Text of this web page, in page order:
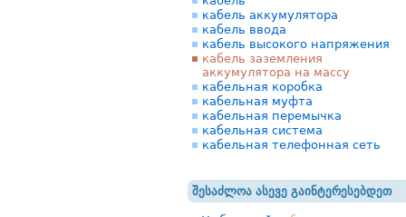
кабель аккумулятора
кабель ввода
кабель высокого напряжения
кабель заземления
аккумулятора на массу
кабельная коробка
кабельная муфта
кабельная перемычка
кабельная система
кабельная телефонная сеть
შესაძლოა ასევე გაინტერესებდეთ